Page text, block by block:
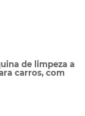
de limpeza a
carros, com